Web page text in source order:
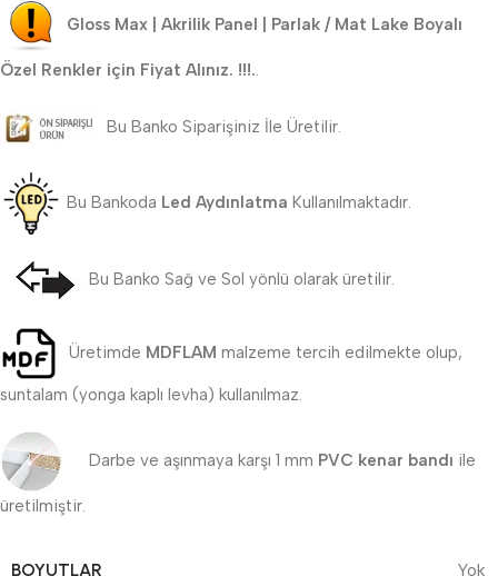
Gloss Max | Akrilik Panel | Parlak / Mat Lake Boyalı
Özel Renkler için Fiyat Alınız. !!!..
Bu Banko Siparişiniz İle Üretilir.
Bu Bankoda Led Aydınlatma Kullanılmaktadır.
Bu Banko Sağ ve Sol yönlü olarak üretilir.
Üretimde MDFLAM malzeme tercih edilmekte olup,
suntalam (yonga kaplı levha) kullanılmaz.
Darbe ve aşınmaya karşı 1 mm PVC kenar bandı ile
üretilmiştir.
BOYUTLAR Yok